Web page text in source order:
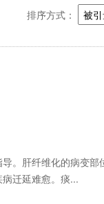
排序方式：
。肝纤维化的病变
迁延难愈。痰...